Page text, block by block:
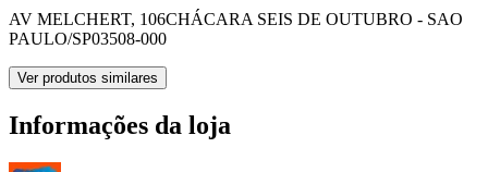
AV MELCHERT, 106CHÁCARA SEIS DE OUTUBRO - SAO
PAULO/SP03508-000
Ver produtos similares
Informações da loja